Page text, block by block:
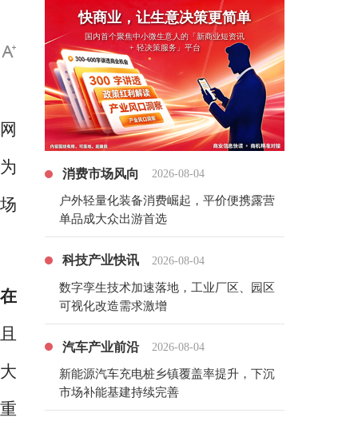
在
快商业，让生意决策更简单
国内首个聚焦中小微生意人的「新商业短资讯
+ 轻决策服务」平台
消费市场风向 2026-08-04
户外轻量化装备消费崛起，平价便携露营
单品成大众出游首选
科技产业快讯 2026-08-04
数字孪生技术加速落地，工业厂区、园区
可视化改造需求激增
汽车产业前沿 2026-08-04
新能源汽车充电桩乡镇覆盖率提升，下沉
市场补能基建持续完善